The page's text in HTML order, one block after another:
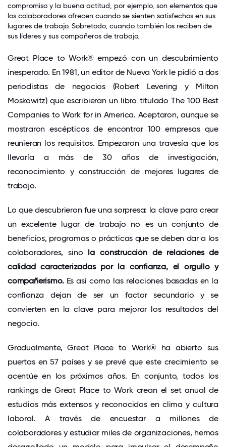
compromiso y la buena actitud, por ejemplo, son elementos que
los colaboradores ofrecen cuando se sienten satisfechos en sus
lugares de trabajo. Sobretodo, cuando también los reciben de
sus líderes y sus compañeros de trabajo.
Great Place to Work® empezó con un descubrimiento
inesperado. En 1981, un editor de Nueva York le pidió a dos
periodistas de negocios (Robert Levering y Milton
Moskowitz) que escribieran un libro titulado The 100 Best
Companies to Work for in America. Aceptaron, aunque se
mostraron escépticos de encontrar 100 empresas que
reunieran los requisitos. Empezaron una travesía que los
llevaría a más de 30 años de investigación,
reconocimiento y construcción de mejores lugares de
trabajo.
Lo que descubrieron fue una sorpresa: la clave para crear
un excelente lugar de trabajo no es un conjunto de
beneficios, programas o prácticas que se deben dar a los
colaboradores, sino la construcción de relaciones de
calidad caracterizadas por la confianza, el orgullo y
compañerismo.Es así como las relaciones basadas en la
confianza dejan de ser un factor secundario y se
convierten en la clave para mejorar los resultados del
negocio.
Gradualmente, Great Place to Work® ha abierto sus
puertas en 57 países y se prevé que este crecimiento se
acentúe en los próximos años. En conjunto, todos los
rankings de Great Place to Work crean el set anual de
estudios más extensos y reconocidos en clima y cultura
laboral. A través de encuestar a millones de
colaboradores y estudiar miles de organizaciones, hemos